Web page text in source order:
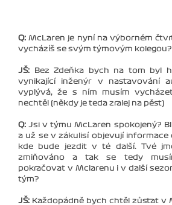
Q: McLaren je nyní na výborném
vycházíš se svým týmovým kolegou?
JŠ: Bez Zdeňka bych na tom byl
vynikající inženýr v nastavování
vyplývá, že s ním musím
nechtěl (někdy je teda zralej na pěst)
Q: Jsi v týmu McLaren spokojený?
a už se v zákulisí objevují informace
kde bude jezdit v té další. Tvé
zmiňováno a tak se tedy
pokračovat v Mclarenu i v další
tým?
JŠ: Každopádně bych chtěl zůstat v